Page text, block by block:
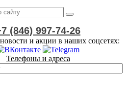
(846) 997-74-26
и акции в наших соцсетях:
Телефоны и адреса